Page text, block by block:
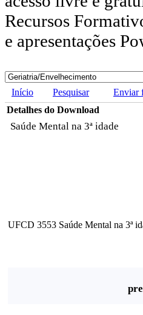
Recursos
e apresentações
Início Pesquisar Enviar
Detalhes do Download
Saúde Mental na 3ª idade
UFCD 3553 Saúde Mental na 3ª